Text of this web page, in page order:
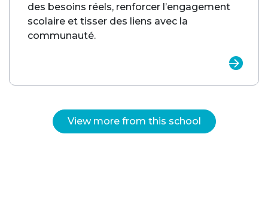
des besoins réels, renforcer l’engagement
scolaire et tisser des liens avec la
communauté.
View more from this school